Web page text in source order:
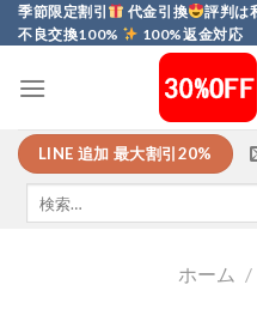
Skip
to
季節限定割引 代金引換 評判は
不良交換100%
100%返金対応
LINE 追加 最大割引20%
ホーム /